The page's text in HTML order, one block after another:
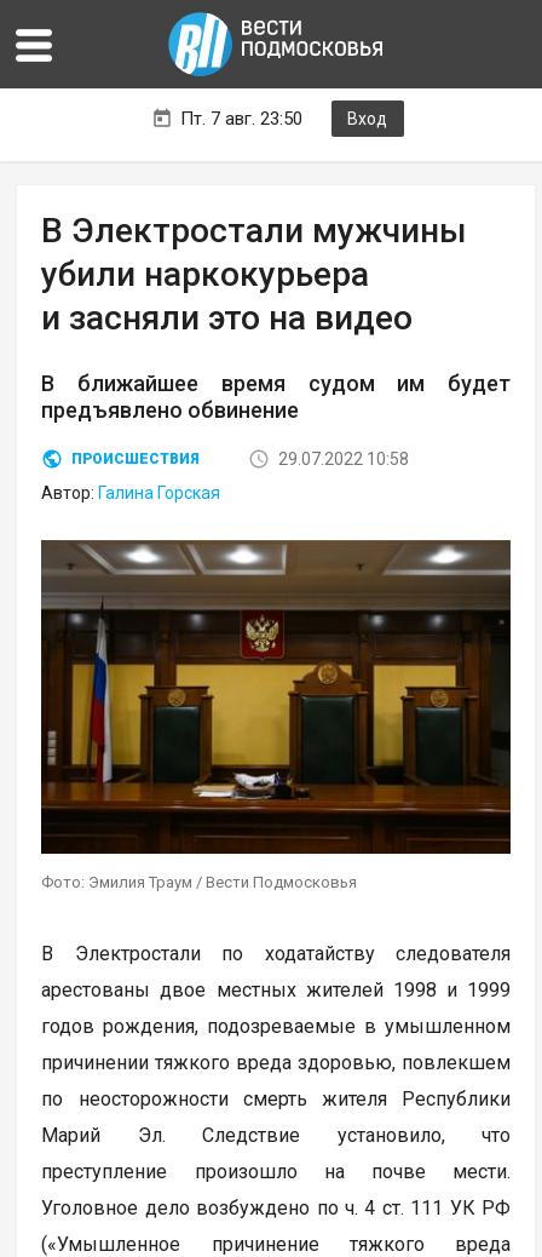
Пт. 7 авг. 23:50 Вход
В Электростали мужчины
убили наркокурьера
и засняли это на видео
В ближайшее время судом им будет
предъявлено обвинение
ПРОИСШЕСТВИЯ
29.07.2022 10:58
Автор: Галина Горская
Фото: Эмилия Траум / Вести Подмосковья
В Электростали по ходатайству следователя
арестованы двое местных жителей 1998 и 1999
годов рождения, подозреваемые в умышленном
причинении тяжкого вреда здоровью, повлекшем
по неосторожности смерть жителя Республики
Марий Эл. Следствие установило, что
преступление произошло на почве мести.
Уголовное дело возбуждено по ч. 4 ст. 111 УК РФ
(«Умышленное причинение тяжкого вреда